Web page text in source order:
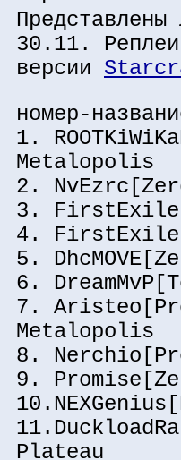
30.11.
версии
номер-
1.
Metalopolis
2.
3.
4.
5.
6.
7.
Metalopolis
8.
9.
Plateau